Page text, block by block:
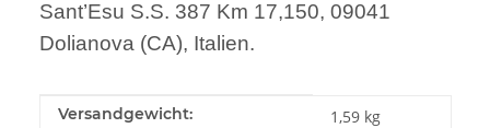
Sant’Esu S.S. 387 Km 17,150, 09041
Dolianova (CA), Italien.
Produkteigenschaft
Wert
Versandgewicht: 1,59 kg